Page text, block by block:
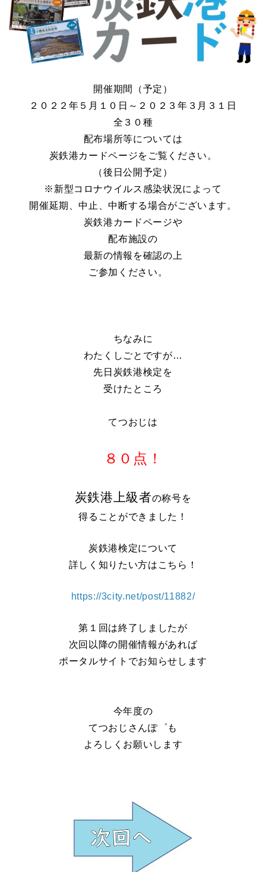
開催期間（予定）
２０２２年５月１０日～２０２３年３月３１日
全３０種
配布場所等については
炭鉄港カードページをご覧ください。
（後日公開予定）
※新型コロナウイルス感染状況によって
開催延期、中止、中断する場合がございます。
炭鉄港カードページや
配布施設の
最新の情報を確認の上
ご参加ください。
ちなみに
わたくしごとですが…
先日炭鉄港検定を
受けたところ
てつおじは
８０点！
炭鉄港上級者の称号を
得ることができました！
炭鉄港検定について
詳しく知りたい方はこちら！
https://3city.net/post/11882/
第１回は終了しましたが
次回以降の開催情報があれば
ポータルサイトでお知らせします
今年度の
てつおじさんぽ゜も
よろしくお願いします